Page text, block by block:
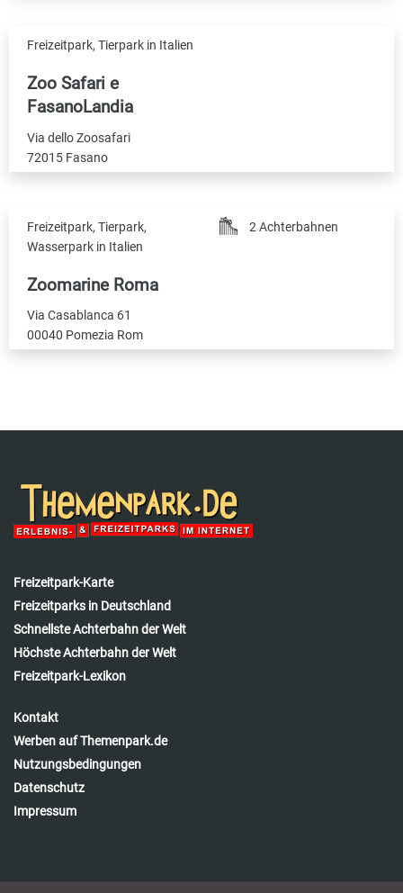
Freizeitpark, Tierpark in Italien
Zoo Safari e
FasanoLandia
Via dello Zoosafari
72015 Fasano
Freizeitpark, Tierpark,
Wasserpark in Italien
Zoomarine Roma
Via Casablanca 61
00040 Pomezia Rom
2 Achterbahnen
Freizeitpark-Karte
Freizeitparks in Deutschland
Schnellste Achterbahn der Welt
Höchste Achterbahn der Welt
Freizeitpark-Lexikon
Kontakt
Werben auf Themenpark.de
Nutzungsbedingungen
Datenschutz
Impressum